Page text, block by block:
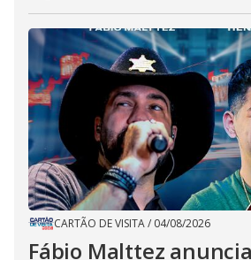
CARTÃO DE VISITA/ 04/08/2026
Fábio Malttez